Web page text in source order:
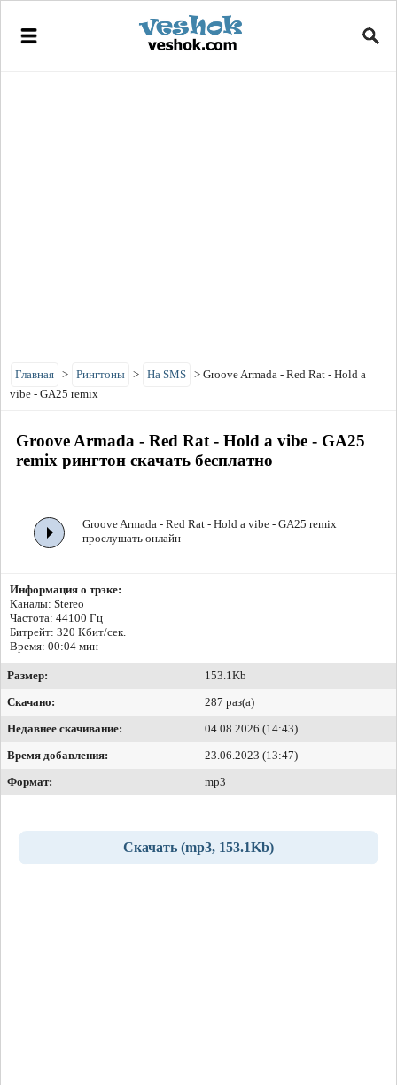
Главная > Рингтоны > На SMS > Groove Armada - Red Rat - Hold a
vibe - GA25 remix
Groove Armada - Red Rat - Hold a vibe - GA25
remix рингтон скачать бесплатно
Groove Armada - Red Rat - Hold a vibe - GA25 remix
прослушать онлайн
Информация о трэке:
Каналы: Stereo
Частота: 44100 Гц
Битрейт: 320 Кбит/сек.
Время: 00:04 мин
Размер:
153.1Kb
Скачано:
287 раз(а)
Недавнее скачивание:
04.08.2026 (14:43)
Время добавления:
23.06.2023 (13:47)
Формат:
mp3
Скачать (mp3, 153.1Kb)